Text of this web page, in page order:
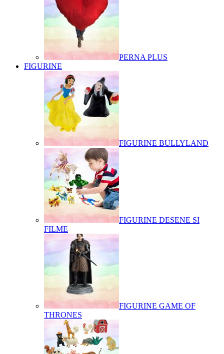
PERNA PLUS
FIGURINE
FIGURINE BULLYLAND
FIGURINE DESENE SI
FILME
FIGURINE GAME OF
THRONES